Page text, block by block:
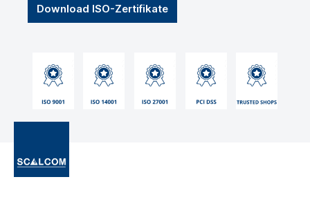
Download ISO-Zertifikate